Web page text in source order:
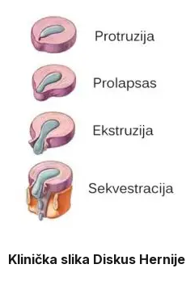
Klinička slika Diskus Hernije